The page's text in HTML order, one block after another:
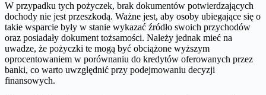
W przypadku tych pożyczek, brak dokumentów potwierdzających
dochody nie jest przeszkodą. Ważne jest, aby osoby ubiegające się o
takie wsparcie były w stanie wykazać źródło swoich przychodów
oraz posiadały dokument tożsamości. Należy jednak mieć na
uwadze, że pożyczki te mogą być obciążone wyższym
oprocentowaniem w porównaniu do kredytów oferowanych przez
banki, co warto uwzględnić przy podejmowaniu decyzji
finansowych.